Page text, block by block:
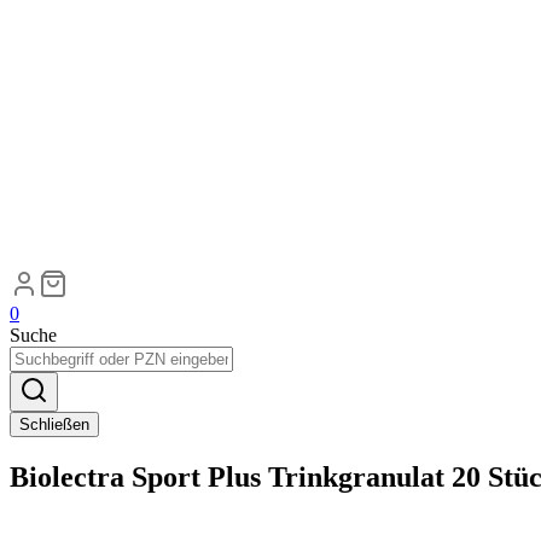
0
Suche
Schließen
Biolectra Sport Plus Trinkgranulat 20